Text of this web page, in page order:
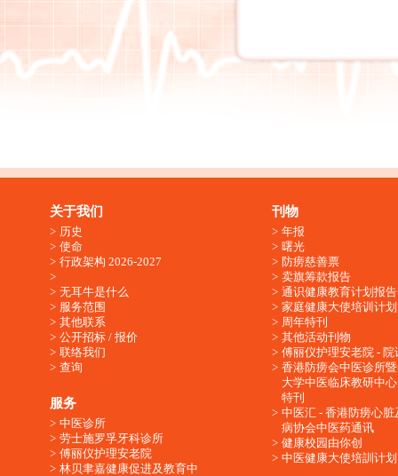
关于我们
历史
使命
行政架构 2026-2027
无耳牛是什么
服务范围
其他联系
公开招标 / 报价
联络我们
查询
服务
中医诊所
劳士施罗孚牙科诊所
傅丽仪护理安老院
林贝聿嘉健康促进及教育中
刊物
年报
曙光
防痨慈善票
卖旗筹款报告
通识健康教育计划报告
家庭健康大使培训计划
周年特刊
其他活动刊物
傅丽仪护理安老院 - 院
香港防痨会中医诊所
大学中医临床教研中
特刊
中医汇 - 香港防痨心脏
病协会中医药通讯
健康校园由你创
中医健康大使培訓计划